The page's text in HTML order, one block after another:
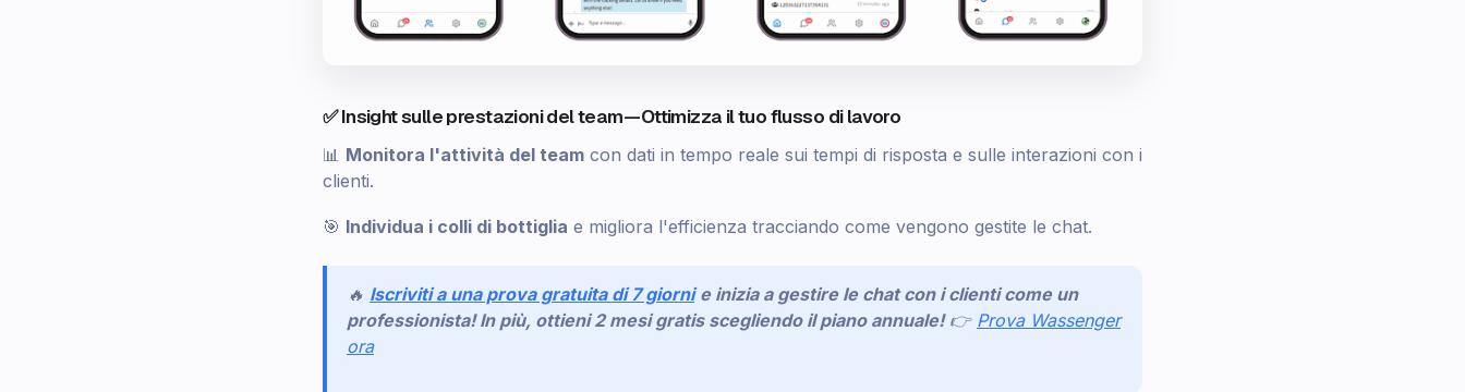
✅ Insight sulle prestazioni del team — Ottimizza il tuo flusso di lavoro
📊 Monitora l'attività del team con dati in tempo reale sui tempi di risposta e sulle interazioni con i
clienti.
🎯 Individua i colli di bottiglia e migliora l'efficienza tracciando come vengono gestite le chat.
🔥 Iscriviti a una prova gratuita di 7 giorni e inizia a gestire le chat con i clienti come un
professionista! In più, ottieni 2 mesi gratis scegliendo il piano annuale! 👉 Prova Wassenger
ora